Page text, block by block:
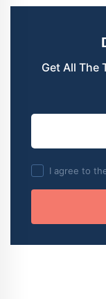
Get All The
I agree to